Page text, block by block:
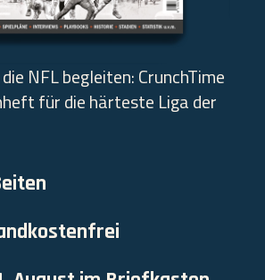
NFL begleiten: CrunchTime
für die härteste Liga der